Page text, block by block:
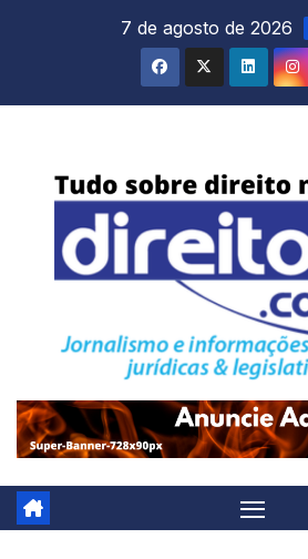
7 de agosto de 2026